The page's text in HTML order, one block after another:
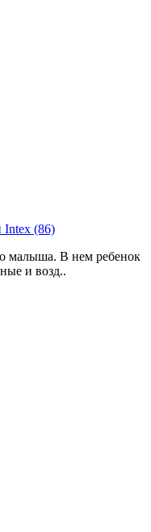
Intex (86)
малыша. В нем ребенок
и возд..